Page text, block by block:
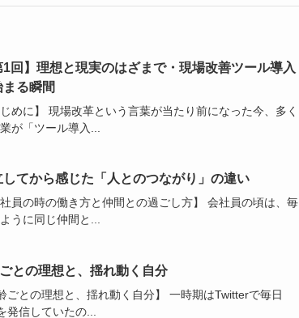
1回】理想と現実のはざまで・現場改善ツール導入
まる瞬間
じめに】 現場改革という言葉が当たり前になった今、多く
が「ツール導入...
してから感じた「人とのつながり」の違い
社員の時の働き方と仲間との過ごし方】 会社員の頃は、毎
うに同じ仲間と...
との理想と、揺れ動く自分
ごとの理想と、揺れ動く自分】 一時期はTwitterで毎日
発信していたの...